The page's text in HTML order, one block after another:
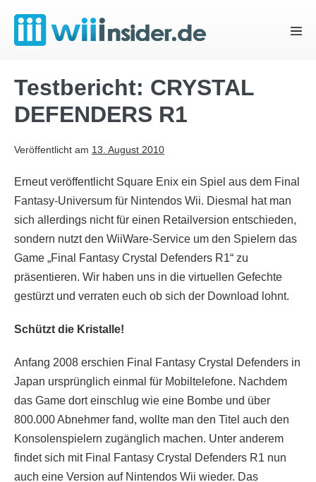
Inhalt
springen
Testbericht: CRYSTAL
DEFENDERS R1
Veröffentlicht am 13. August 2010
Erneut veröffentlicht Square Enix ein Spiel aus dem Final
Fantasy-Universum für Nintendos Wii. Diesmal hat man
sich allerdings nicht für einen Retailversion entschieden,
sondern nutzt den WiiWare-Service um den Spielern das
Game „Final Fantasy Crystal Defenders R1“ zu
präsentieren. Wir haben uns in die virtuellen Gefechte
gestürzt und verraten euch ob sich der Download lohnt.
Schützt die Kristalle!
Anfang 2008 erschien Final Fantasy Crystal Defenders in
Japan ursprünglich einmal für Mobiltelefone. Nachdem
das Game dort einschlug wie eine Bombe und über
800.000 Abnehmer fand, wollte man den Titel auch den
Konsolenspielern zugänglich machen. Unter anderem
findet sich mit Final Fantasy Crystal Defenders R1 nun
auch eine Version auf Nintendos Wii wieder. Das